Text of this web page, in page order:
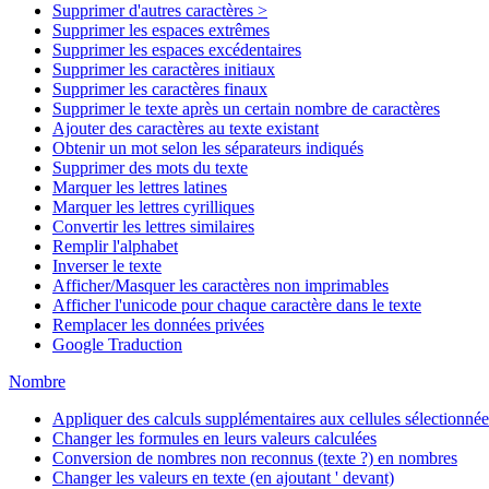
Supprimer d'autres caractères >
Supprimer les espaces extrêmes
Supprimer les espaces excédentaires
Supprimer les caractères initiaux
Supprimer les caractères finaux
Supprimer le texte après un certain nombre de caractères
Ajouter des caractères au texte existant
Obtenir un mot selon les séparateurs indiqués
Supprimer des mots du texte
Marquer les lettres latines
Marquer les lettres cyrilliques
Convertir les lettres similaires
Remplir l'alphabet
Inverser le texte
Afficher/Masquer les caractères non imprimables
Afficher l'unicode pour chaque caractère dans le texte
Remplacer les données privées
Google Traduction
Nombre
Appliquer des calculs supplémentaires aux cellules
Changer les formules en leurs valeurs calculées
Conversion de nombres non reconnus (texte ?) en nombres
Changer les valeurs en texte (en ajoutant ' devant)